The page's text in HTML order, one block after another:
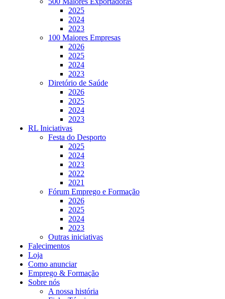
2025
2024
2023
100 Maiores Empresas
2026
2025
2024
2023
Diretório de Saúde
2026
2025
2024
2023
RL Iniciativas
Festa do Desporto
2025
2024
2023
2022
2021
Fórum Emprego e Formação
2026
2025
2024
2023
Outras iniciativas
Falecimentos
Loja
Como anunciar
Emprego & Formação
Sobre nós
A nossa história